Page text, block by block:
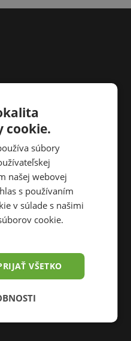
cookie.
súbory
našej webovej
s používaním
v súlade s našimi
cookie.
VŠETKO